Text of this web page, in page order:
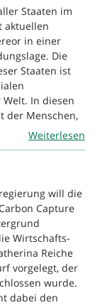
Staaten im
aktuellen
in einer
Die
Staaten ist
In diesen
der Menschen,
Weiterlesen
will die
Capture
Wirtschafts-
Reiche
vorgelegt, der
wurde.
dabei den